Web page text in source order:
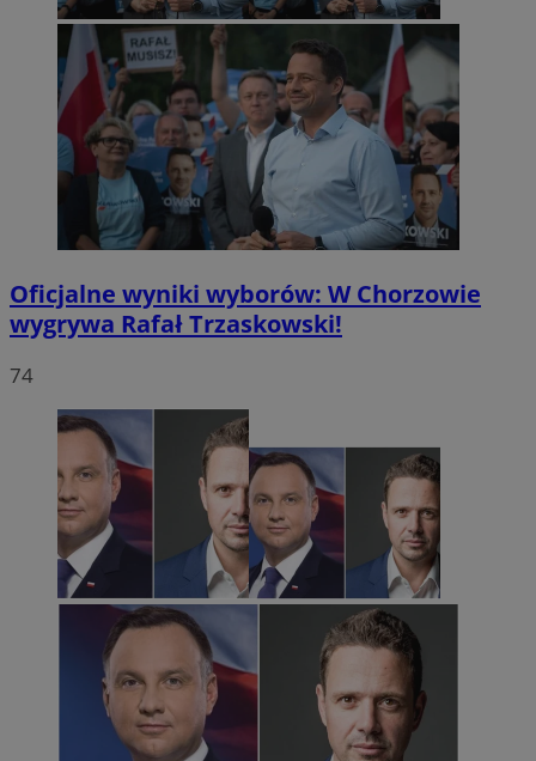
Oficjalne wyniki wyborów: W Chorzowie
wygrywa Rafał Trzaskowski!
74